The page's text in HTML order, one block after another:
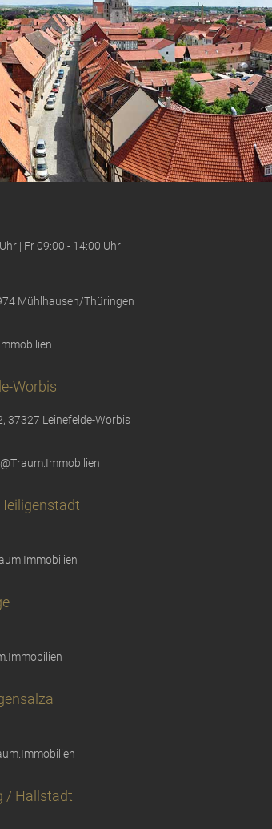
| Fr 09:00 - 14:00 Uhr
Mühlhausen/Thüringen
Worbis
37327 Leinefelde-Worbis
/ Hallstadt